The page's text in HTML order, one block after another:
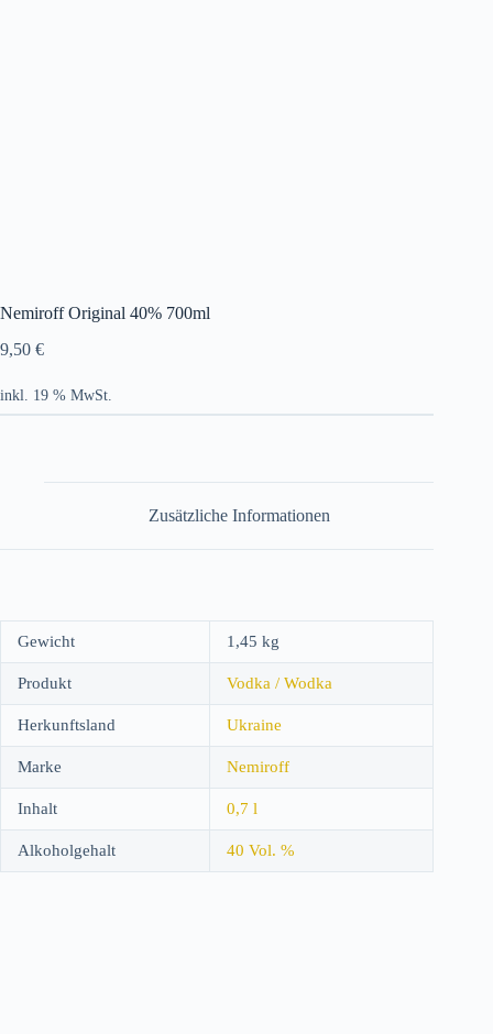
Nemiroff Original 40% 700ml
9,50 €
inkl. 19 % MwSt.
Zusätzliche Informationen
Gewicht 1,45 kg
Produkt Vodka / Wodka
Herkunftsland Ukraine
Marke Nemiroff
Inhalt 0,7 l
Alkoholgehalt 40 Vol. %